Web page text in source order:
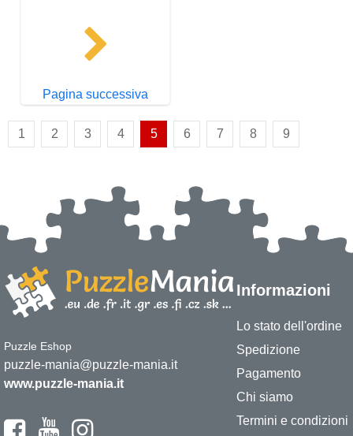
Pagina successiva
1 2 3 4 5 6 7 8 9
Puzzle Eshop
puzzle-mania@puzzle-mania.it
www.puzzle-mania.it
Informazioni
Lo stato dell'ordine
Spedizione
Pagamento
Chi siamo
Termini e condizioni